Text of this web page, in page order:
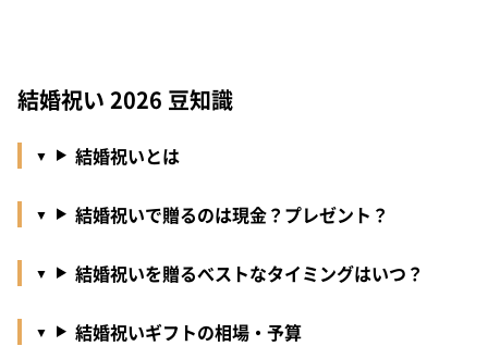
結婚祝い 2026 豆知識
結婚祝いとは
結婚祝いで贈るのは現金？プレゼント？
結婚祝いを贈るべストなタイミングはいつ？
結婚祝いギフトの相場・予算